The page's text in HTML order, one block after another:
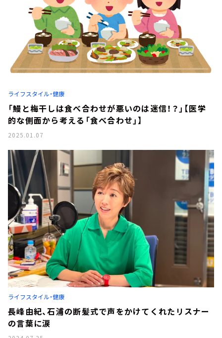
ライフスタイル・健康
「鰻と梅干しは食べ合わせが悪いのは迷信！？」【医学
的な側面から考える「食べ合わせ」】
2025.01.07
ライフスタイル・健康
長峰由紀、石浦の断髪式で声をかけてくれたリスナー
の言葉に涙